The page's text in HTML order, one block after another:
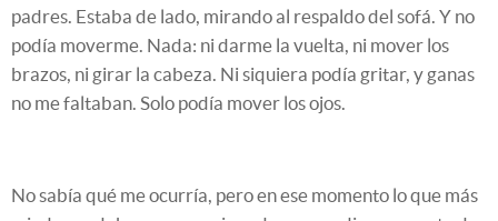
padres. Estaba de lado, mirando al respaldo del sofá. Y no
podía moverme. Nada: ni darme la vuelta, ni mover los
brazos, ni girar la cabeza. Ni siquiera podía gritar, y ganas
no me faltaban. Solo podía mover los ojos.
No sabía qué me ocurría, pero en ese momento lo que más